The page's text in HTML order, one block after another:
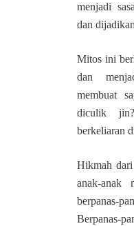
menjadi
dan
Mitos ini
dan
membuat
diculik
berkeliaran
Hikmah
anak-
Berpanas-